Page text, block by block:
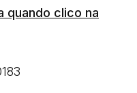
quando clico na